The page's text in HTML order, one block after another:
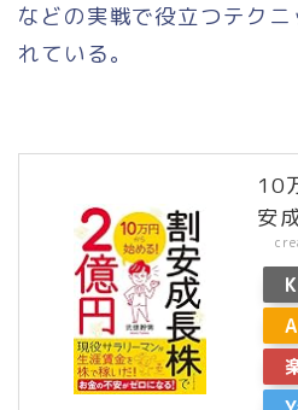
などの実戦で役立つテク
れている。
10
安